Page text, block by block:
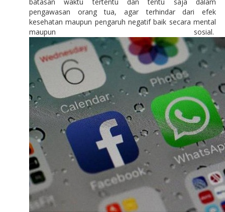
pengawasan orang tua, agar terhindar dari efek
kesehatan maupun pengaruh negatif baik secara mental
maupun sosial.